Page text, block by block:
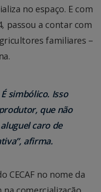
no espaço. E com
passou a contar com
familiares –
simbólico. Isso
que não
caro de
afirma.
CECAF no nome da